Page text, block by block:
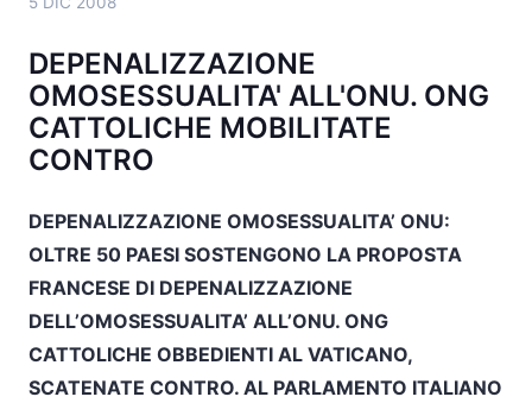
DEPENALIZZAZIONE
OMOSESSUALITA' ALL'ONU. ONG
CATTOLICHE MOBILITATE
CONTRO
DEPENALIZZAZIONE OMOSESSUALITA’ ONU:
OLTRE 50 PAESI SOSTENGONO LA PROPOSTA
FRANCESE DI DEPENALIZZAZIONE
DELL’OMOSESSUALITA’ ALL’ONU. ONG
CATTOLICHE OBBEDIENTI AL VATICANO,
SCATENATE CONTRO. AL PARLAMENTO ITALIANO